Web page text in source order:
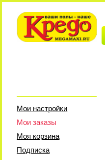
Мои настройки
Мои заказы
Моя корзина
Подписка